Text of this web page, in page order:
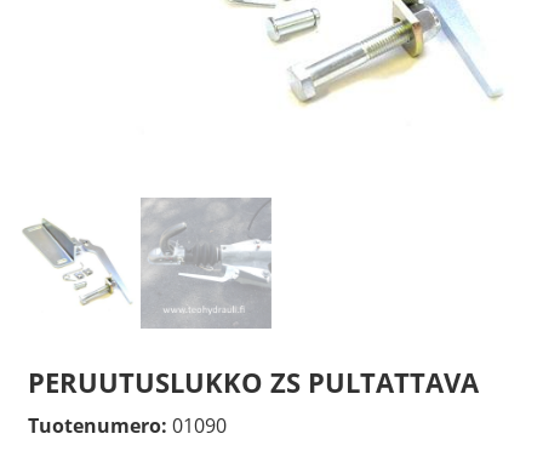
PERUUTUSLUKKO ZS PULTATTAVA
Tuotenumero: 01090